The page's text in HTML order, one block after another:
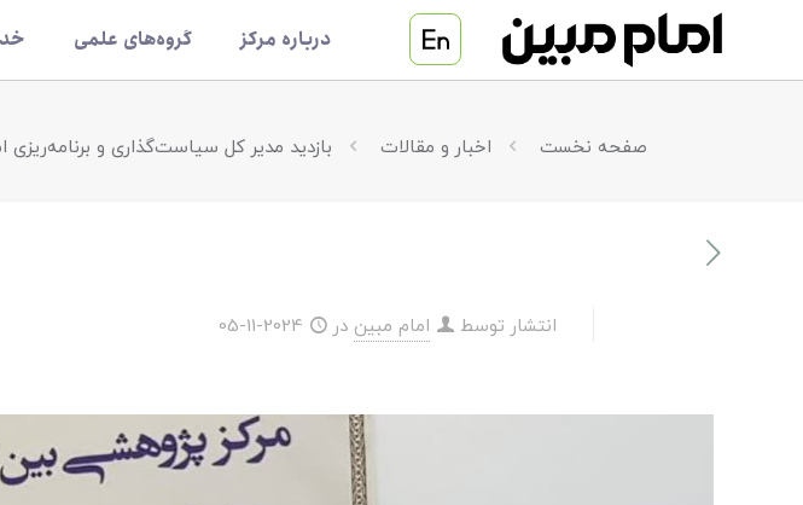
درباره مرکز گروه‌های علمی
صفحه نخست اخبار و مقالات بازدید مدیر کل سیاست‌گذاری و
انتشار توسط امام مبین در 2024-11-05